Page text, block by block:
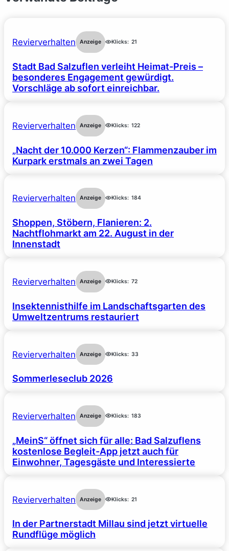
Revierverhalten Anzeige Klicks: 21
Stadt Bad Salzuflen verleiht Heimat-Preis –
besonderes Engagement gewürdigt.
Vorschläge ab sofort einreichbar.
Revierverhalten Anzeige Klicks: 122
„Nacht der 10.000 Kerzen“: Flammenzauber im
Kurpark erstmals an zwei Tagen
Revierverhalten Anzeige Klicks: 184
Shoppen, Stöbern, Flanieren: 2.
Nachtflohmarkt am 22. August in der
Innenstadt
Revierverhalten Anzeige Klicks: 72
Insektennisthilfe im Landschaftsgarten des
Umweltzentrums restauriert
Revierverhalten Anzeige Klicks: 33
Sommerleseclub 2026
Revierverhalten Anzeige Klicks: 183
„MeinS“ öffnet sich für alle: Bad Salzuflens
kostenlose Begleit-App jetzt auch für
Einwohner, Tagesgäste und Interessierte
Revierverhalten Anzeige Klicks: 21
In der Partnerstadt Millau sind jetzt virtuelle
Rundflüge möglich